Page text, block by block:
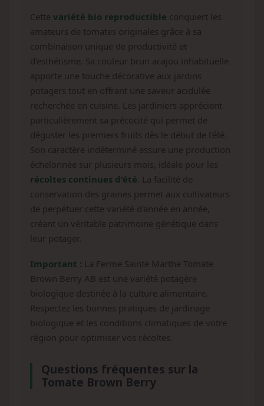
Cette variété bio reproductible conquiert les
amateurs de tomates originales grâce à sa
combinaison unique de productivité et
d'esthétisme. Sa couleur brun acajou inhabituelle
apporte une touche décorative aux jardins
potagers tout en offrant une saveur acidulée
recherchée en cuisine. Les jardiniers apprécient
particulièrement sa précocité qui permet de
déguster les premiers fruits dès le début de l'été.
Son caractère indéterminé assure une production
échelonnée sur plusieurs mois, idéale pour les
récoltes continues d'été . La facilité de
conservation des graines permet aux cultivateurs
de perpétuer cette variété d'année en année,
créant un véritable patrimoine génétique dans
leur potager.
Important : La Ferme Sainte Marthe Tomate
Brown Berry AB est une variété potagère
biologique destinée à la culture alimentaire.
Respectez les bonnes pratiques de jardinage
biologique et les conditions climatiques de votre
région pour optimiser vos récoltes.
Questions fréquentes sur la
Tomate Brown Berry